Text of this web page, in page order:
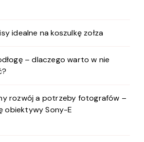
idealne na koszulkę zołza
– dlaczego warto w nie
rozwój a potrzeby fotografów –
obiektywy Sony-E